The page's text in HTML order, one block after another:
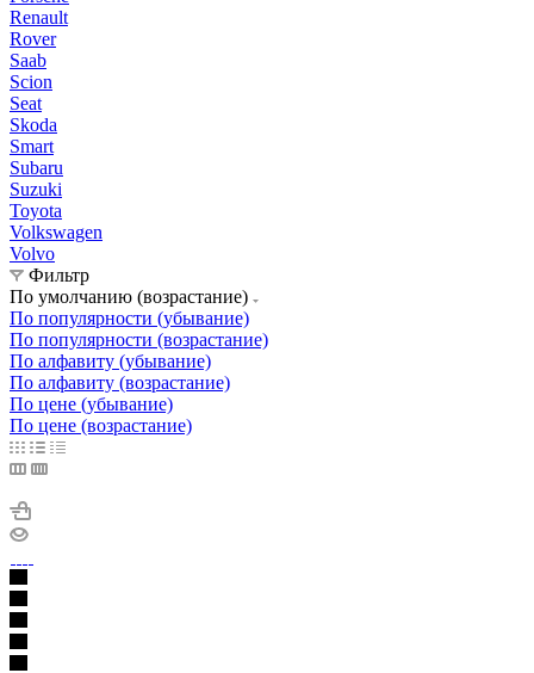
Renault
Rover
Saab
Scion
Seat
Skoda
Smart
Subaru
Suzuki
Toyota
Volkswagen
Volvo
Фильтр
По умолчанию (возрастание)
По популярности (убывание)
По популярности (возрастание)
По алфавиту (убывание)
По алфавиту (возрастание)
По цене (убывание)
По цене (возрастание)